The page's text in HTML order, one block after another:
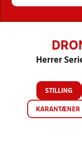
Herrer
STILLING
KARANTÆNER